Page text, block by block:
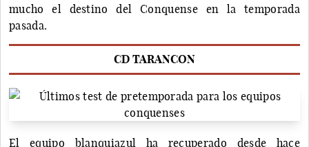
mucho el destino del Conquense en la temporada
pasada.
CD TARANCON
El equipo blanquiazul ha recuperado desde hace